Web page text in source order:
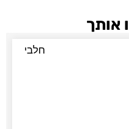
אותך
חלבי